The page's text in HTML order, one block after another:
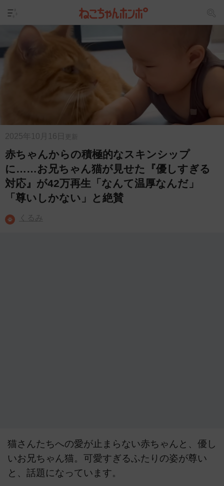
2025年10月16日 更新
赤ちゃんからの積極的なスキンシップ
に……お兄ちゃん猫が見せた『優しすぎる
対応』が42万再生「なんて温厚なんだ」
「尊いしかない」と絶賛
くるみ
猫さんたちへの愛が止まらない赤ちゃんと、優し
いお兄ちゃん猫。可愛すぎるふたりの姿が尊い
と、話題になっています。